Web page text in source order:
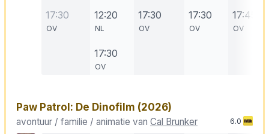
17:30
OV
12:20
NL
17:30
OV
17:30
OV
17:30
OV
17:45
OV
Paw Patrol: De Dinofilm (2026)
avontuur / familie / animatie van Cal Brunker 6.0